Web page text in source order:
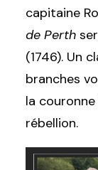
capitaine
de Perth
(1746). Un
branches
la
rébellion.